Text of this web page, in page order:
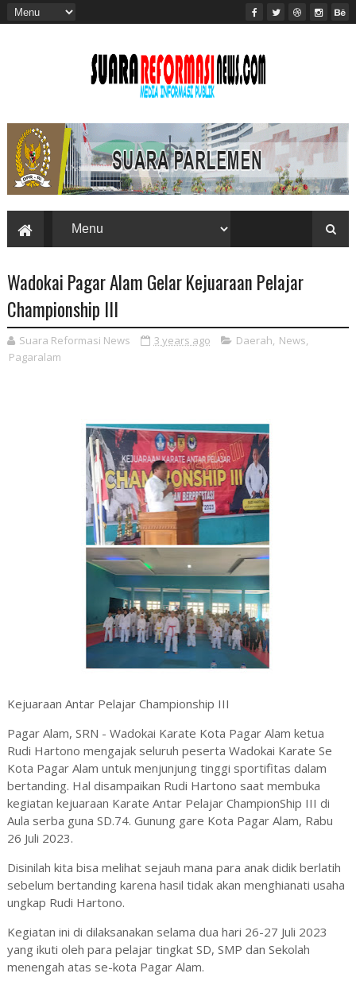
Wadokai Pagar Alam Gelar Kejuaraan Pelajar
Championship III
Suara Reformasi News 3 years ago Daerah, News,
Pagaralam
Kejuaraan Antar Pelajar Championship III
Pagar Alam, SRN - Wadokai Karate Kota Pagar Alam ketua
Rudi Hartono mengajak seluruh peserta Wadokai Karate Se
Kota Pagar Alam untuk menjunjung tinggi sportifitas dalam
bertanding. Hal disampaikan Rudi Hartono saat membuka
kegiatan kejuaraan Karate Antar Pelajar ChampionShip III di
Aula serba guna SD.74. Gunung gare Kota Pagar Alam, Rabu
26 Juli 2023.
Disinilah kita bisa melihat sejauh mana para anak didik berlatih
sebelum bertanding karena hasil tidak akan menghianati usaha
ungkap Rudi Hartono.
Kegiatan ini di dilaksanakan selama dua hari 26-27 Juli 2023
yang ikuti oleh para pelajar tingkat SD, SMP dan Sekolah
menengah atas se-kota Pagar Alam.